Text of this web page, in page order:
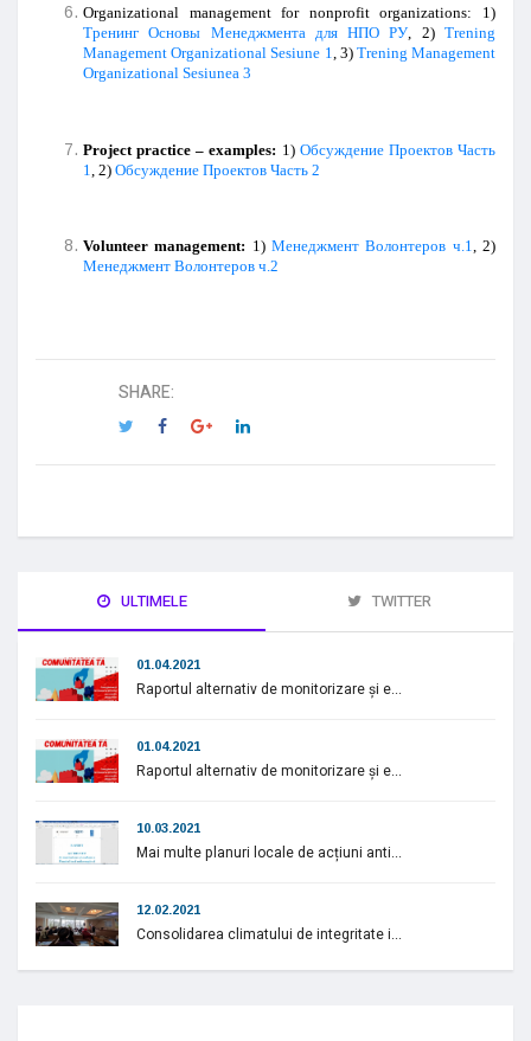
Organizational management for nonprofit organizations: 1)
Тренинг Основы Менеджмента для НПО РУ , 2)Trening
Management Organizational Sesiune 1 , 3) Trening Management
Organizational Sesiunea 3
Project practice –examples: 1) Обсуждение Проектов Часть
1 , 2) Обсуждение Проектов Часть 2
Volunteer management: 1)Менеджмент Волонтеров ч.1, 2)
Менеджмент Волонтеров ч.2
SHARE:
ULTIMELE TWITTER
01.04.2021
Raportul alternativ de monitorizare și e...
01.04.2021
Raportul alternativ de monitorizare și e...
10.03.2021
Mai multe planuri locale de acțiuni anti...
12.02.2021
Consolidarea climatului de integritate i...